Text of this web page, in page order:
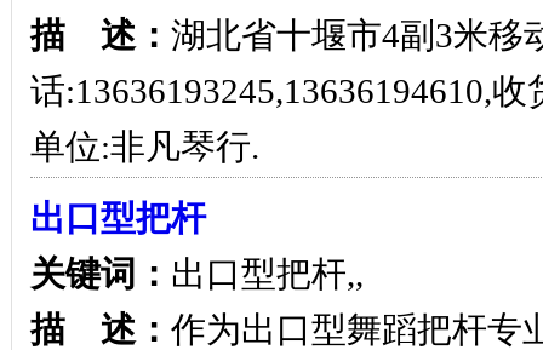
描 述： 湖北省十堰市4副3米移
话:13636193245,13636194610,
单位:非凡琴行.
出口型把杆
关键词： 出口型把杆,,
描 述： 作为出口型舞蹈把杆专